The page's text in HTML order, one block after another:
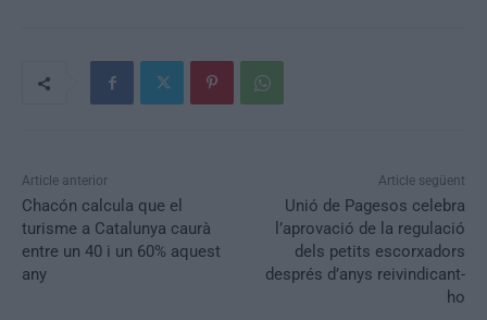
Article anterior
Chacón calcula que el
turisme a Catalunya caurà
entre un 40 i un 60% aquest
any
Article següent
Unió de Pagesos celebra
l’aprovació de la regulació
dels petits escorxadors
després d’anys reivindicant-
ho